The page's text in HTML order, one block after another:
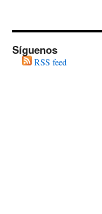
Síguenos
RSS feed